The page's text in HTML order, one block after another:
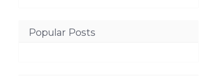
Popular Posts